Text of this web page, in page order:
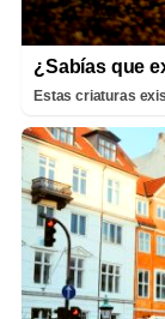
¿Sabías que
Estas criaturas